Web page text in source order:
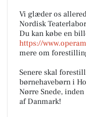
Vi glæder os
Nordisk
Du kan købe en
https://
mere om
Senere skal
børnehavebørn i
Nørre Snede,
af Danmark!